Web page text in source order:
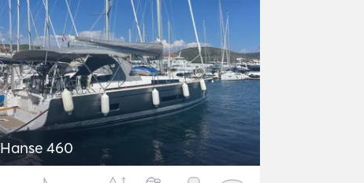
Hanse 460